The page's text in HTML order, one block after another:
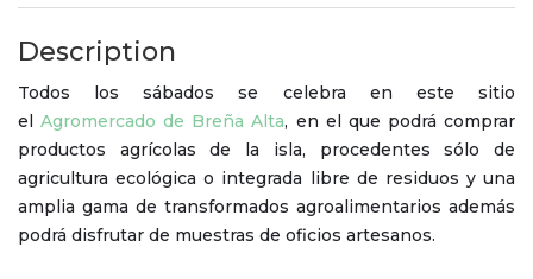
Description
Todos los sábados se celebra en este sitio
elAgromercado de Breña Alta, en el que podrá comprar
productos agrícolas de la isla, procedentes sólo de
agricultura ecológica o integrada libre de residuos y una
amplia gama de transformados agroalimentarios además
podrá disfrutar de muestras de oficios artesanos.